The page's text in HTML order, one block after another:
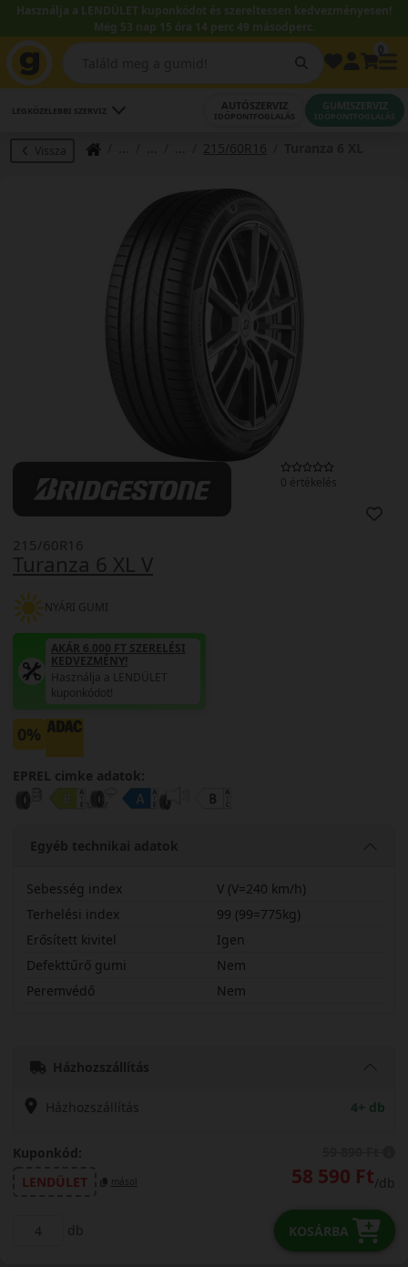
Használja a LENDÜLET kuponkódot és szereltessen kedvezményesen!
Még 53 nap 15 óra 14 perc 49 másodperc.
LEGKÖZELEBBI SZERVIZ AUTÓSZERVIZ
IDŐPONTFOGLALÁS
GUMISZERVIZ
IDŐPONTFOGLALÁS
Vissza 215/60R16
0 értékelés
Turanza 6 XL V
215/60R16
NYÁRI GUMI
AKÁR 6.000 FT SZERELÉSI
KEDVEZMÉNY!
Használja a LENDÜLET
kuponkódot!
0%
EPREL cimke adatok:
Egyéb technikai adatok
Sebesség index
V (V=240 km/h)
Terhelési index
99 (99=775kg)
Erősített kivitel
Igen
Defekttűrő gumi
Nem
Peremvédő
Nem
Házhozszállítás
Házhozszállítás 4+ db
Kuponkód:
LENDÜLET
másol 58 590 Ft/db
db KOSÁRBA